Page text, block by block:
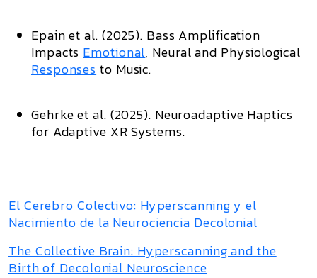
Epain et al. (2025). Bass Amplification
Impacts Emotional, Neural and Physiological
Responses to Music.
Gehrke et al. (2025). Neuroadaptive Haptics
for Adaptive XR Systems.
El Cerebro Colectivo: Hyperscanning y el
Nacimiento de la Neurociencia Decolonial
The Collective Brain: Hyperscanning and the
Birth of Decolonial Neuroscience